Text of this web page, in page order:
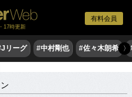
有料会員
17時更新
リーグ #中村剛也 #佐々木朗希 〉